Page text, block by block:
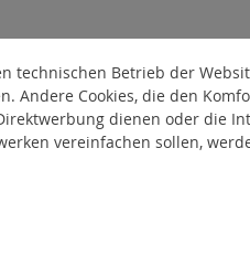
technischen Betrieb der
Andere Cookies, die den
dienen oder die
vereinfachen sollen,